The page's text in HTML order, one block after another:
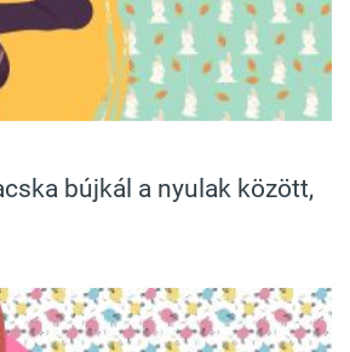
bújkál a nyulak között,